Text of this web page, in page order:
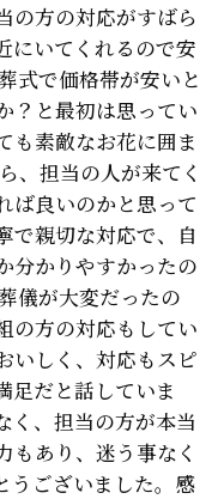
の方の対応がすばら
にいてくれるので安
式で価格帯が安いと
？と最初は思ってい
も素敵なお花に囲ま
、担当の人が来てく
ば良いのかと思って
で親切な対応で、自
分かりやすかったの
儀が大変だったの
の方の対応もしてい
いしく、対応もスピ
足だと話していま
く、担当の方が本当
もあり、迷う事なく
うございました。感